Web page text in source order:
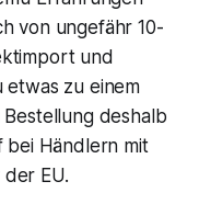
von ungefähr 10-
und
etwas zu einem
deshalb
bei Händlern mit
EU.